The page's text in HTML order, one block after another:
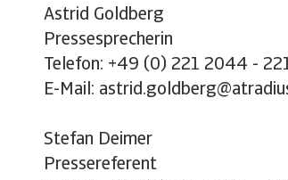
Astrid Goldberg
Pressesprecherin
Telefon: +49 (0) 221 2044 -
E-Mail:
Stefan Deimer
Pressereferent